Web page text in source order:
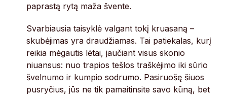
paprastą rytą maža švente.
Svarbiausia taisyklė valgant tokį kruasaną –
skubėjimas yra draudžiamas. Tai patiekalas, kurį
reikia mėgautis lėtai, jaučiant visus skonio
niuansus: nuo trapios tešlos traškėjimo iki sūrio
švelnumo ir kumpio sodrumo. Pasiruošę šiuos
pusryčius, jūs ne tik pamaitinsite savo kūną, bet